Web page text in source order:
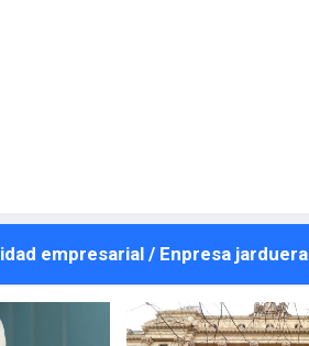
empresarial / Enpresa jarduera